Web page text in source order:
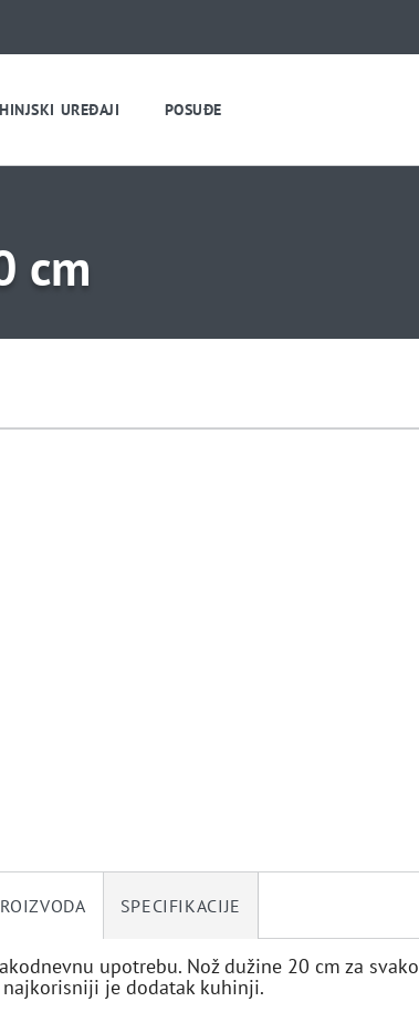
UREĐAJI POSUĐE
cm
SPECIFIKACIJE
upotrebu. Nož dužine 20 cm za
je dodatak kuhinji.